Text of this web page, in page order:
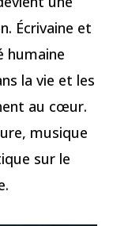
Écrivaine et
humaine
la vie et les
au cœur.
musique
sur le